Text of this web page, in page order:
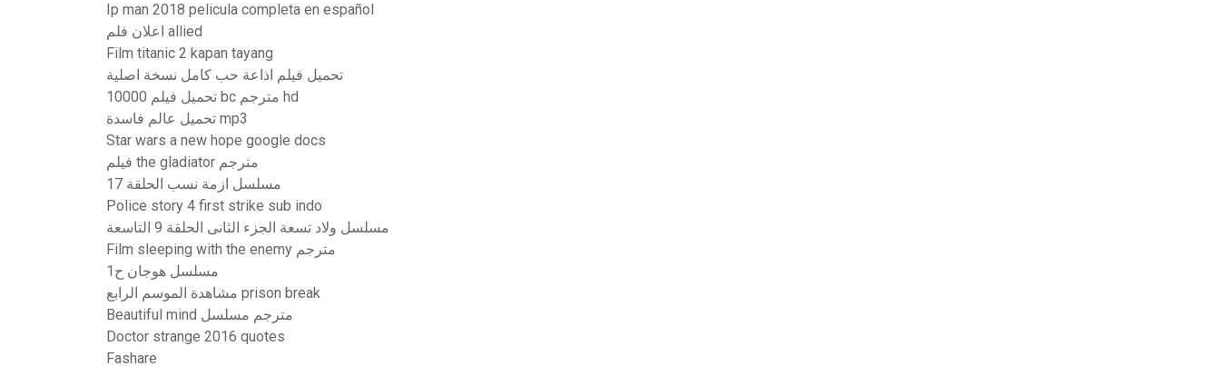
Ip man 2018 pelicula completa en español
اعلان فلم allied
Film titanic 2 kapan tayang
تحميل فيلم اذاعة حب كامل نسخة اصلية
تحميل فيلم 10000 bc مترجم hd
تحميل عالم فاسدة mp3
Star wars a new hope google docs
فيلم the gladiator مترجم
مسلسل ازمة نسب الحلقة 17
Police story 4 first strike sub indo
مسلسل ولاد تسعة الجزء الثانى الحلقة 9 التاسعة
Film sleeping with the enemy مترجم
مسلسل هوجان ح1
مشاهدة الموسم الرابع prison break
Beautiful mind مترجم مسلسل
Doctor strange 2016 quotes
Fashare